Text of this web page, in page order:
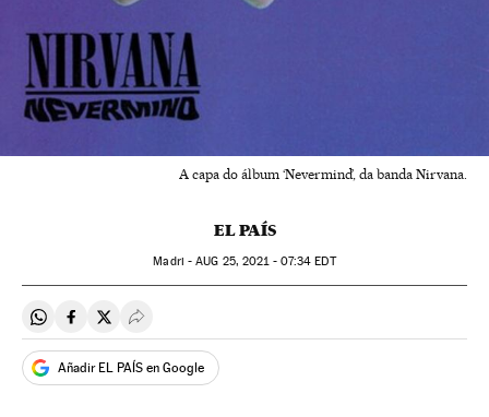
A capa do álbum ‘Nevermind’, da banda Nirvana.
EL PAÍS
Madri -AUG 25, 2021 - 07:34 EDT
Compartir en Whatsapp
Compartir en Facebook
Compartir en Twitter
Desplegar Redes Sociales
Añadir EL PAÍS en Google